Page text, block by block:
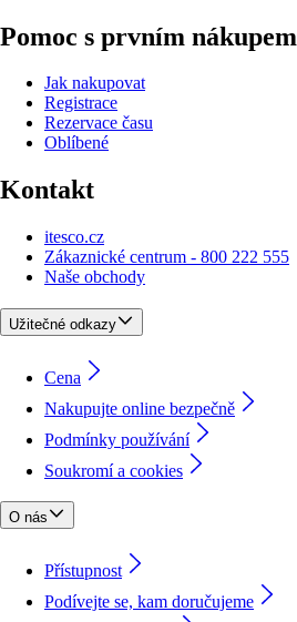
Pomoc s prvním nákupem
Jak nakupovat
Registrace
Rezervace času
Oblíbené
Kontakt
itesco.cz
Zákaznické centrum - 800 222 555
Naše obchody
Užitečné odkazy
Cena
Nakupujte online bezpečně
Podmínky používání
Soukromí a cookies
O nás
Přístupnost
Podívejte se, kam doručujeme